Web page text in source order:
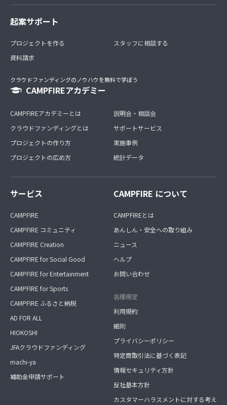
起案サポート
プロジェクトを作る
資料請求
スタッフに相談する
クラウドファンディングのノウハウを無料で学ぼう
CAMPFIREアカデミー
CAMPFIREアカデミーとは
クラウドファンディングとは
プロジェクトの作り方
プロジェクトの広め方
説明会・相談会
サポートサービス
実施事例
統計データ
サービス
CAMPFIRE
CAMPFIRE コミュニティ
CAMPFIRE Creation
CAMPFIRE for Social Good
CAMPFIRE for Entertainment
CAMPFIRE for Sports
CAMPFIRE ふるさと納税
AD FOR ALL
HIOKOSHI
JFAクラウドファンディング
machi-ya
補助金申請サポート
CAMPFIRE について
CAMPFIREとは
あんしん・安全への取り組み
ニュース
ヘルプ
お問い合わせ
各種規定
利用規約
細則
プライバシーポリシー
特定商取引法に基づく表記
情報セキュリティ方針
反社基本方針
カスタマーハラスメントに対する考え